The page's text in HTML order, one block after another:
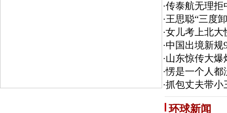
·传泰航无理拒
·王思聪“三度
·女儿考上北大
·中国出境新规
·山东惊传大爆
·愣是一个人都
·抓包丈夫带小
环球新闻